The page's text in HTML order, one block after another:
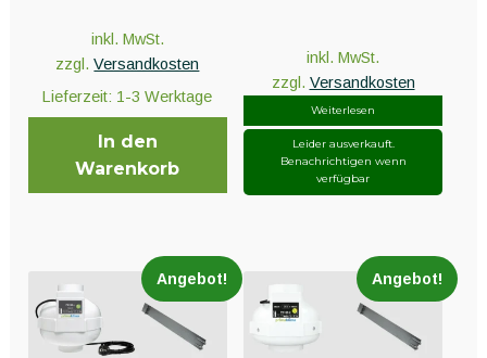
inkl. MwSt.
zzgl.Versandkosten
Lieferzeit: 1-3 Werktage
In den
Warenkorb
inkl. MwSt.
zzgl. Versandkosten
Weiterlesen
Leider ausverkauft.
Benachrichtigen wenn
verfügbar
Angebot! Angebot!